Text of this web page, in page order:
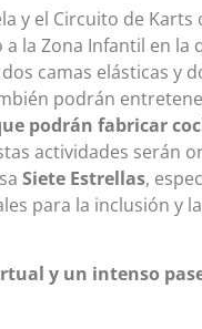
y el Circuito de
a la Zona Infantil en la
camas elásticas y
podrán
podrán fabricar
actividades serán
Siete Estrellas,
para la inclusión y
y un intenso